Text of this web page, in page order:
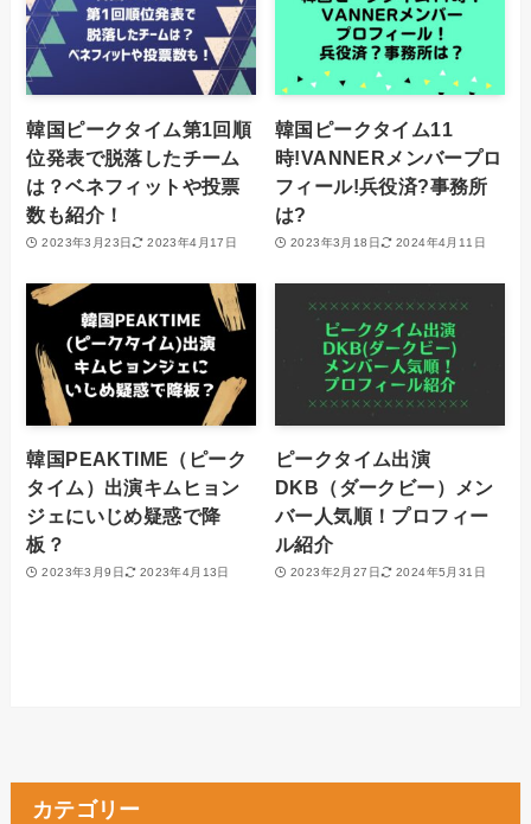
韓国ピークタイム第1回順
位発表で脱落したチーム
は？ベネフィットや投票
数も紹介！
2023年3月23日 2023年4月17日
韓国ピークタイム11
時!VANNERメンバープロ
フィール!兵役済?事務所
は?
2023年3月18日 2024年4月11日
韓国PEAKTIME（ピーク
タイム）出演キムヒョン
ジェにいじめ疑惑で降
板？
2023年3月9日 2023年4月13日
ピークタイム出演
DKB（ダークビー）メン
バー人気順！プロフィー
ル紹介
2023年2月27日 2024年5月31日
カテゴリー